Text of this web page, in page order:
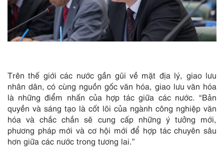
Trên thế giới các nước gần gũi về mặt địa lý, giao lưu
nhân dân, có cùng nguồn gốc văn hóa, giao lưu văn hóa
là những điểm nhấn của hợp tác giữa các nước. “Bản
quyền và sáng tạo là cốt lõi của ngành công nghiệp văn
hóa và chắc chắn sẽ cung cấp những ý tưởng mới,
phương pháp mới và cơ hội mới để hợp tác chuyên sâu
hơn giữa các nước trong tương lai.”